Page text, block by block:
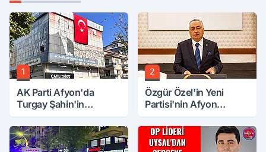
1
AK Parti Afyon'da
Turgay Şahin'in
2
Özgür Özel'in Yeni
Partisi'nin Afyon